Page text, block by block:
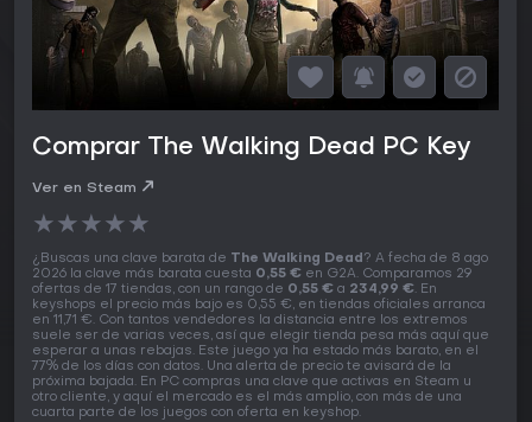
Comprar The Walking Dead PC Key
Ver en Steam
★★★★★
¿Buscas una clave barata de The Walking Dead? A fecha de 8 ago
2026 la clave más barata cuesta 0,55 € en G2A. Comparamos 29
ofertas de 17 tiendas, con un rango de 0,55 € a 234,99 €. En
keyshops el precio más bajo es 0,55 €, en tiendas oficiales arranca
en 11,71 €. Con tantos vendedores la distancia entre los extremos
suele ser de varias veces, así que elegir tienda pesa más aquí que
esperar a unas rebajas. Este juego ya ha estado más barato, en el
77% de los días con datos. Una alerta de precio te avisará de la
próxima bajada. En PC compras una clave que activas en Steam u
otro cliente, y aquí el mercado es el más amplio, con más de una
cuarta parte de los juegos con oferta en keyshop.